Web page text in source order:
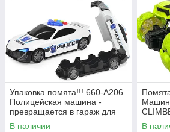
Упаковка помята!!! 660-A206
Полицейская машина -
превращается в гараж для
машин 36*18см
В наличии
27*11см
В